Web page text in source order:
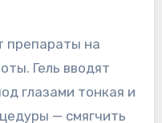
препараты на
Гель вводят
глазами тонкая и
— смягчить